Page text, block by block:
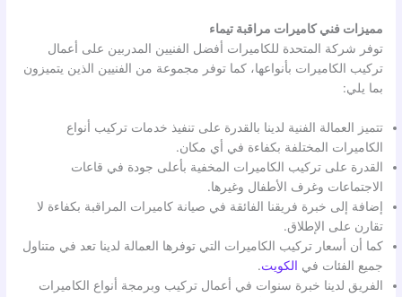
مميزات فني كاميرات مراقبة تيماء
توفر شركة المتحدة للكاميرات أفضل الفنيين المدربين على أعمال
تركيب الكاميرات بأنواعها، كما توفر مجموعة من الفنيين الذين يتميزون
بما يلي:
تتميز العمالة الفنية لدينا بالقدرة على تنفيذ خدمات تركيب أنواع
الكاميرات المختلفة بكفاءة في أي مكان.
القدرة على تركيب الكاميرات المخفية بأعلى جودة في قاعات
الاجتماعات وغرف الأطفال وغيرها.
إضافة إلى خبرة فريقنا الفائقة في صيانة كاميرات المراقبة بكفاءة لا
تقارن على الإطلاق.
كما أن أسعار تركيب الكاميرات التي توفرها العمالة لدينا تعد في متناول
جميع الفئات في الكويت.
الفريق لدينا خبرة سنوات في أعمال تركيب وبرمجة أنواع الكاميرات